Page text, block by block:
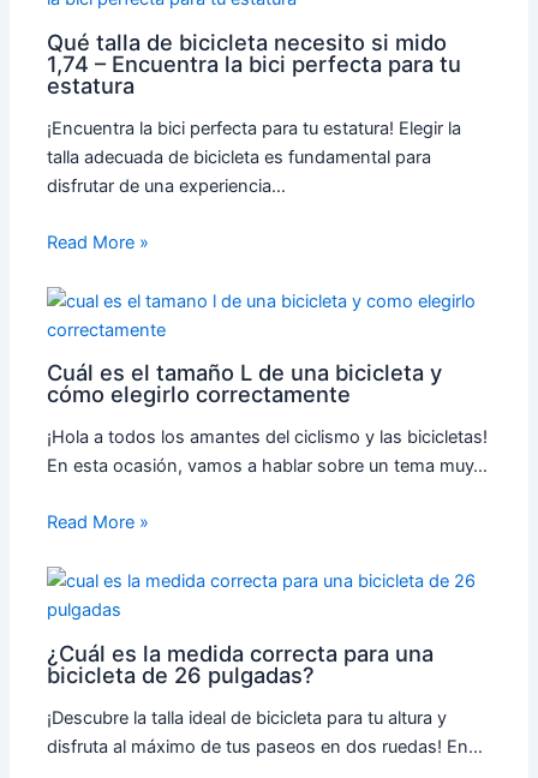
Qué talla de bicicleta necesito si mido
1,74 – Encuentra la bici perfecta para tu
estatura
¡Encuentra la bici perfecta para tu estatura! Elegir la
talla adecuada de bicicleta es fundamental para
disfrutar de una experiencia…
Read More »
Cuál es el tamaño L de una bicicleta y
cómo elegirlo correctamente
¡Hola a todos los amantes del ciclismo y las bicicletas!
En esta ocasión, vamos a hablar sobre un tema muy…
Read More »
¿Cuál es la medida correcta para una
bicicleta de 26 pulgadas?
¡Descubre la talla ideal de bicicleta para tu altura y
disfruta al máximo de tus paseos en dos ruedas! En…